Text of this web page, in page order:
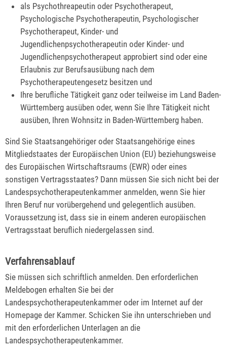
als Psychothreapeutin oder Psychotherapeut,
Psychologische Psychotherapeutin, Psychologischer
Psychotherapeut, Kinder- und
Jugendlichenpsychotherapeutin oder Kinder- und
Jugendlichenpsychotherapeut approbiert sind oder eine
Erlaubnis zur Berufsausübung nach dem
Psychotherapeutengesetz besitzen und
Ihre berufliche Tätigkeit ganz oder teilweise im Land Baden-
Württemberg ausüben oder, wenn Sie Ihre Tätigkeit nicht
ausüben, Ihren Wohnsitz in Baden-Württemberg haben.
Sind Sie Staatsangehöriger oder Staatsangehörige eines
Mitgliedstaates der Europäischen Union (EU) beziehungsweise
des Europäischen Wirtschaftsraums (EWR) oder eines
sonstigen Vertragsstaates? Dann müssen Sie sich nicht bei der
Landespsychotherapeutenkammer anmelden, wenn Sie hier
Ihren Beruf nur vorübergehend und gelegentlich ausüben.
Voraussetzung ist, dass sie in einem anderen europäischen
Vertragsstaat beruflich niedergelassen sind.
Verfahrensablauf
Sie müssen sich schriftlich anmelden. Den erforderlichen
Meldebogen erhalten Sie bei der
Landespsychotherapeutenkammer oder im Internet auf der
Homepage der Kammer. Schicken Sie ihn unterschrieben und
mit den erforderlichen Unterlagen an die
Landespsychotherapeutenkammer.